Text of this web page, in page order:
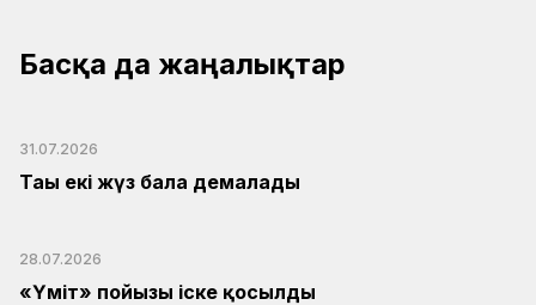
Басқа да жаңалықтар
31.07.2026
Тағы екі жүз бала демалады
28.07.2026
«Үміт» пойызы іске қосылды